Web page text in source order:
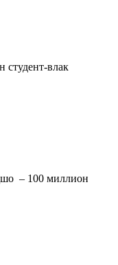
влак
– 100 миллион